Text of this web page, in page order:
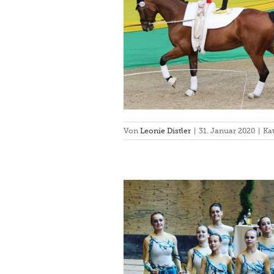
Von Leonie Distler | 31. Januar 2020 |